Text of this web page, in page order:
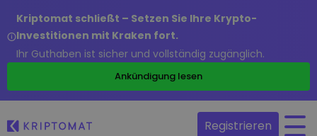
Kriptomat schließt – Setzen Sie Ihre Krypto-
Investitionen mit Kraken fort.
Ihr Guthaben ist sicher und vollständig zugänglich.
Ankündigung lesen
Registrieren